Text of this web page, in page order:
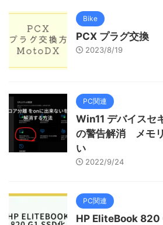
Bike
PCX プラグ交換
2023/8/19
PC関連
Win11 デバイスセ
の警告解消 メモ
い
2022/9/24
PC関連
HP EliteBook 820